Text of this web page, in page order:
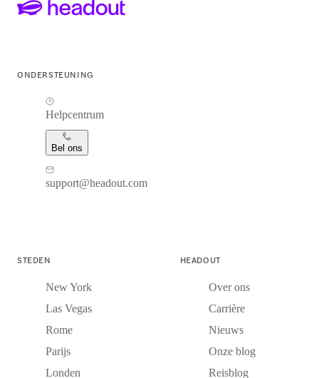
ONDERSTEUNING
Helpcentrum
Bel ons
support@headout.com
STEDEN
New York
Las Vegas
Rome
Parijs
Londen
HEADOUT
Over ons
Carrière
Nieuws
Onze blog
Reisblog